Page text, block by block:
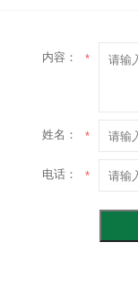
内容： *
姓名： *
电话： *